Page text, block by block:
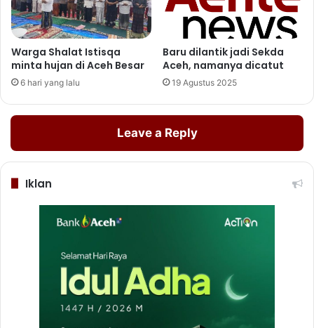
Warga Shalat Istisqa
minta hujan di Aceh Besar
6 hari yang lalu
Baru dilantik jadi Sekda
Aceh, namanya dicatut
19 Agustus 2025
Leave a Reply
Iklan